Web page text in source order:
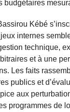
budgétaires
Kébé
internes
technique,
et à une
Les faits
publics et
aux
programmes de